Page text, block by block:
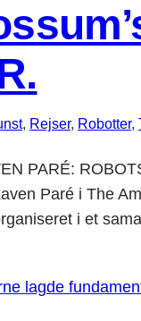
, Rejser, Robotter,
PARÉ:
Paré i The
i et